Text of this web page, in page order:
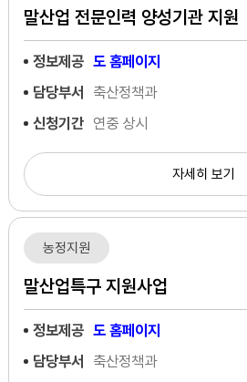
말산업 전문인력 양성기관 지원
정보제공 도 홈페이지
담당부서
축산정책과
신청기간 연중 상시
자세히 보기
농정지원
말산업특구 지원사업
정보제공 도 홈페이지
담당부서
축산정책과